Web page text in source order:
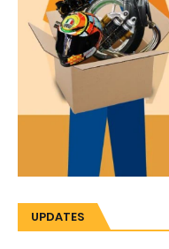
UPDATES